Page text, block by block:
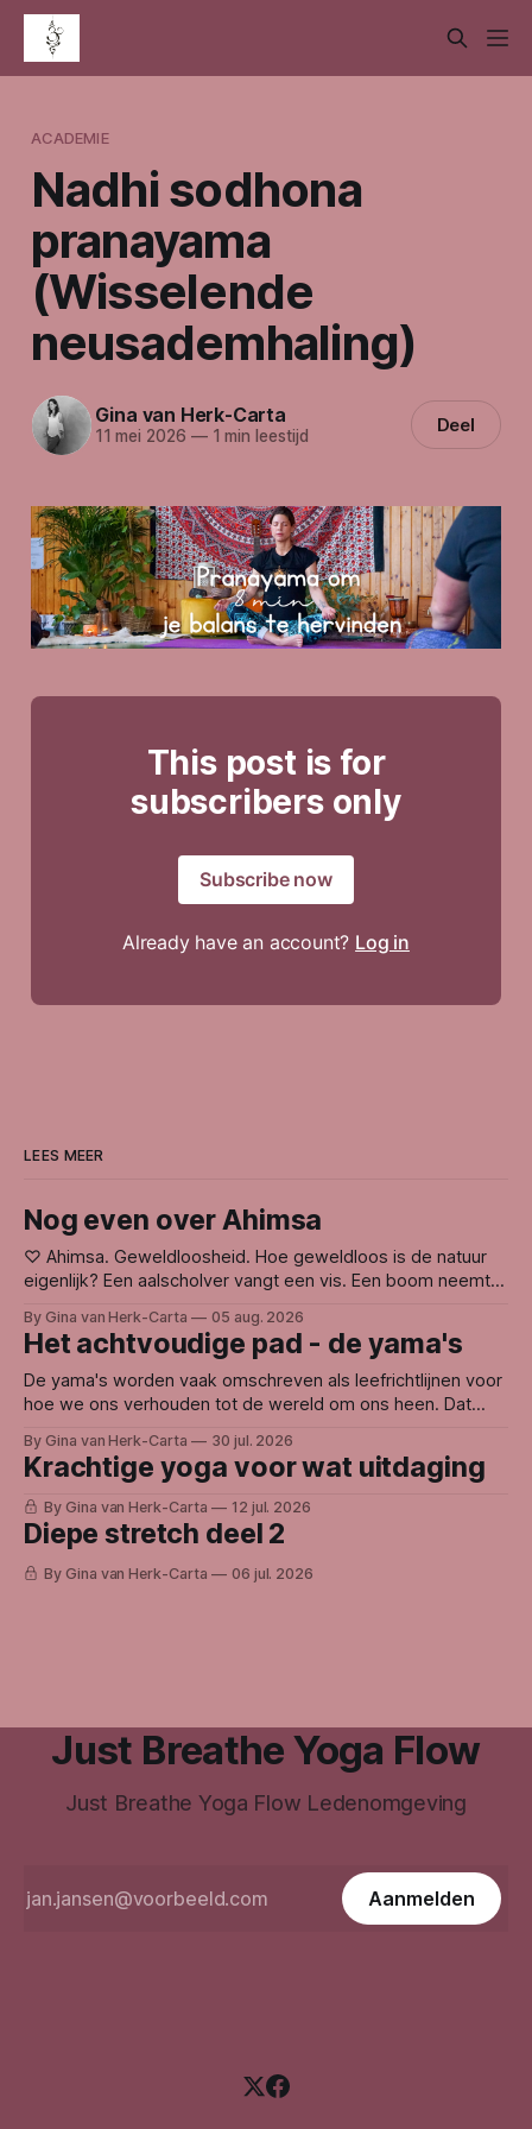
ACADEMIE
Nadhi sodhona
pranayama
(Wisselende
neusademhaling)
Gina van Herk-Carta
11 mei 2026 —1 min leestijd Deel
This post is for
subscribers only
Subscribe now
Already have an account? Log in
LEES MEER
Nog even over Ahimsa
♡ Ahimsa. Geweldloosheid. Hoe geweldloos is de natuur
eigenlijk? Een aalscholver vangt een vis. Een boom neemt
En toch voelt de natuur voor mij niet gewelddadig. Waarom?
Misschien omdat de natuur niet handelt vanuit haat, wraak
of ego. Ze doet
By Gina van Herk-Carta 05 aug. 2026
Het achtvoudige pad - de yama's
De yama's worden vaak omschreven als leefrichtlijnen voor
hoe we ons verhouden tot de wereld om ons heen. Dat
hoe we zouden moeten leven? Voor mij gaat het niet over
regels, maar over oorzaak en gevolg. Binnen de
yogafilosofie wordt
By Gina van Herk-Carta 30 jul. 2026
Krachtige yoga voor wat uitdaging
By Gina van Herk-Carta 12 jul. 2026
Diepe stretch deel 2
By Gina van Herk-Carta 06 jul. 2026
Just Breathe Yoga Flow
Just Breathe Yoga Flow Ledenomgeving
Aanmelden